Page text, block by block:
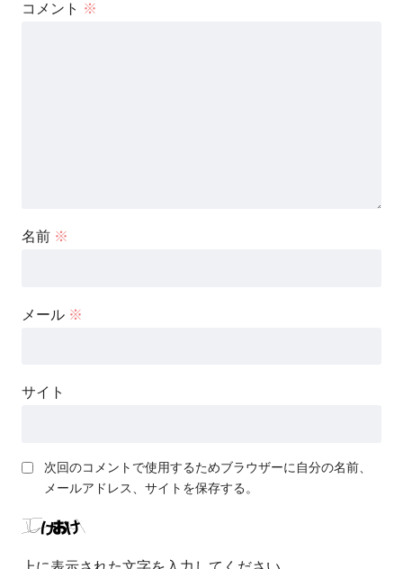
コメント ※
名前 ※
メール ※
サイト
次回のコメントで使用するためブラウザーに自分の名前、
メールアドレス、サイトを保存する。